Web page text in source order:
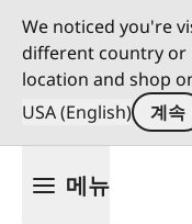
We noticed you're
different country
location and shop
USA (English)
계속
메뉴